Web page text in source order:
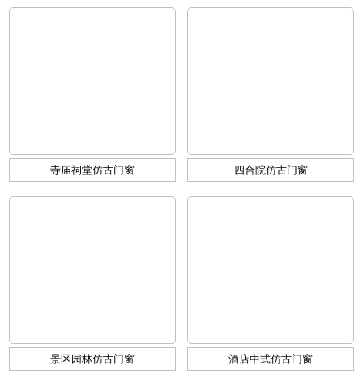
寺庙祠堂仿古门窗 四合院仿古门窗
景区园林仿古门窗 酒店中式仿古门窗